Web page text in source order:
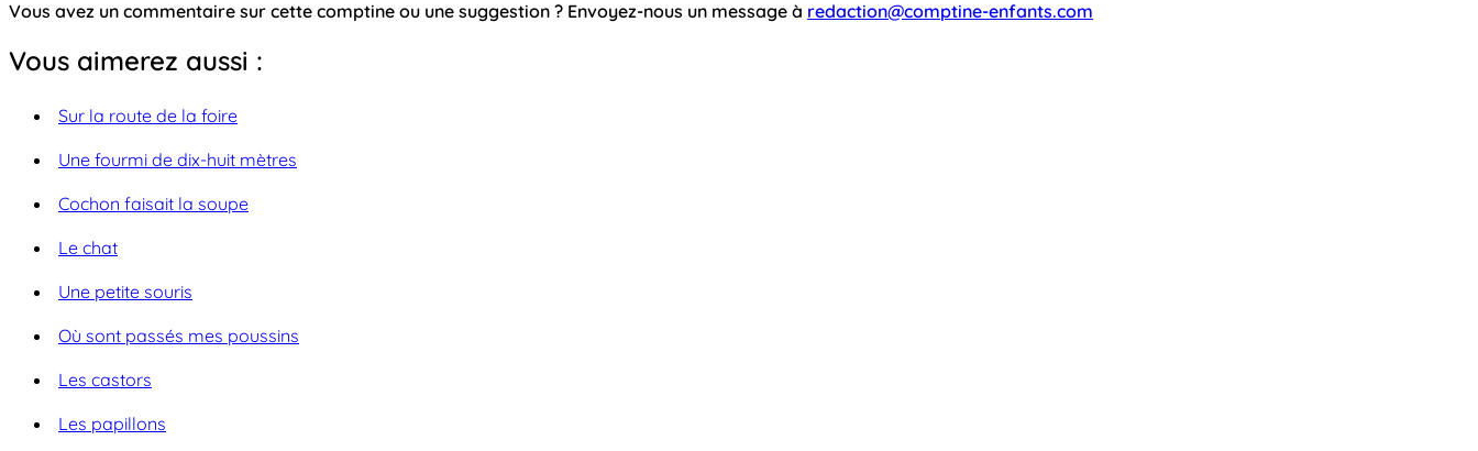
Vous avez un commentaire sur cette comptine ou une suggestion ? Envoyez-nous un message à redaction@comptine-enfants.com
Vous aimerez aussi :
Sur la route de la foire
Une fourmi de dix-huit mètres
Cochon faisait la soupe
Le chat
Une petite souris
Où sont passés mes poussins
Les castors
Les papillons